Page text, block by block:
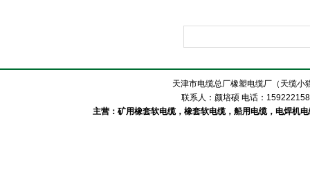
天津市电缆总厂橡塑电缆厂（天缆
联系人：颜培硕 电话：
主营：矿用橡套软电缆，橡套软电缆，船用电缆，电焊机